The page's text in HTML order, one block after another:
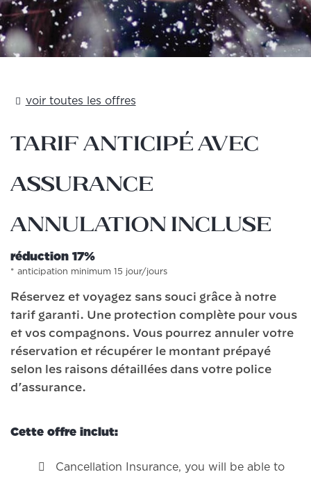
voir toutes les offres
Tarif Anticipé avec
Assurance
Annulation incluse
​​réduction 17%
anticipation minimum 15 jour/jours
Réservez et voyagez sans souci grâce à notre
tarif garanti. Une protection complète pour vous
et vos compagnons. Vous pourrez annuler votre
réservation et récupérer le montant prépayé
selon les raisons détaillées dans votre police
d’assurance.
Cette offre inclut:
Cancellation Insurance, you will be able to